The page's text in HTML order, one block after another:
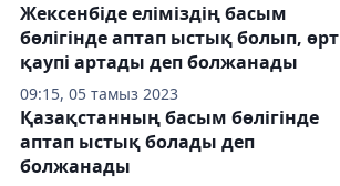
09:15, 05 тамыз 2023
Жексенбіде еліміздің басым
бөлігінде аптап ыстық болып, өрт
қаупі артады деп болжанады
Қазақстанның басым бөлігінде
аптап ыстық болады деп
болжанады